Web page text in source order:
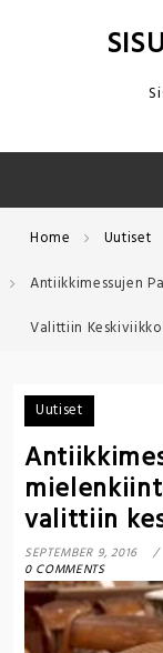
Home
Uutiset
Antiikkimessujen
Valittiin
Uutiset
valittiin
SEPTEMBER 9, 2016
0 COMMENTS